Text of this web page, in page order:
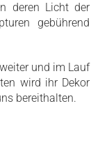
deren Licht der
gebührend
und im Lauf
wird ihr Dekor
bereithalten.